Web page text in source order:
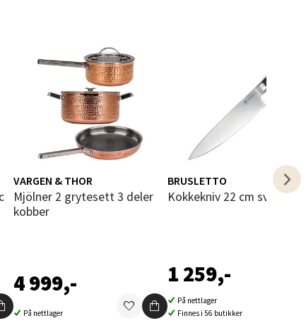
VARGEN & THOR
Mjölner 2 grytesett 3 deler
kobber
4 999,-
På nettlager
BRUSLETTO
Kokkekniv 22 cm svart
1 259,-
På nettlager
Finnes i 56 butikker